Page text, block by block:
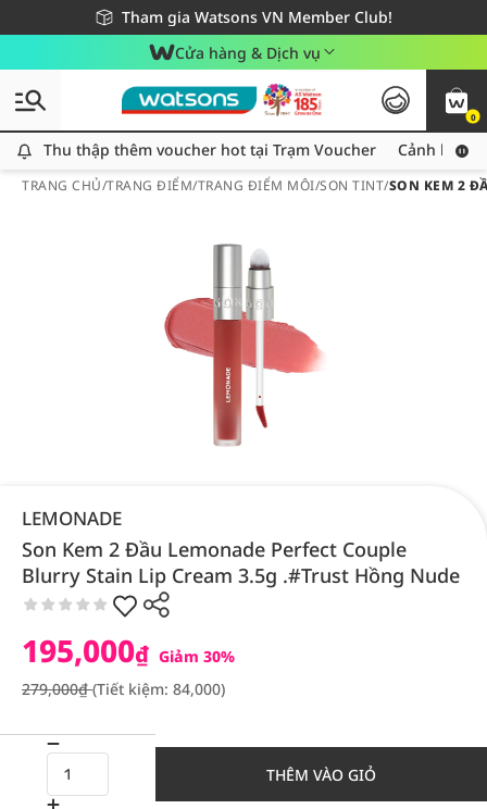
Tham gia Watsons VN Member Club!
Miễn phí giao hàng cho đơn hàng từ 249,000Đ
Giao hàng nhanh 24h - Áp dụng khu vực TP. Hồ Chí Minh
Cửa hàng & Dịch vụ
0
Thu thập thêm voucher hot tại Trạm Voucher
Thu thập thêm voucher hot tại Trạm Voucher Cảnh báo
TRANG CHỦ/TRANG ĐIỂM/TRANG ĐIỂM MÔI/SON TINT/SON KEM 2
LEMONADE
Son Kem 2 Đầu Lemonade Perfect Couple
Blurry Stain Lip Cream 3.5g .#Trust Hồng Nude
195,000₫ Giảm 30%
279,000₫(Tiết kiệm: 84,000)
THÊM VÀO GIỎ